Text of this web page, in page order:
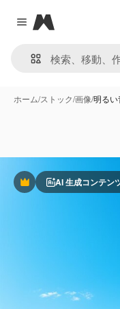
Close menu
Magnific
ホーム/ストック/画像/明るい
PremiumAI 生成コンテン